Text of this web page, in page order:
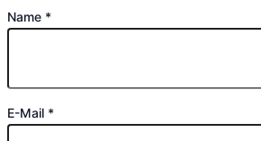
Name *
E-Mail *